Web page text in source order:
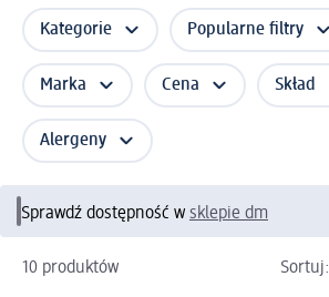
Kategorie Popularne filtry
Marka Cena Skład
Alergeny
Sprawdź dostępność w sklepie dm
10 produktów Sortuj: